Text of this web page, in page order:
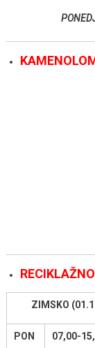
ZIMSKO
PON 07,00-